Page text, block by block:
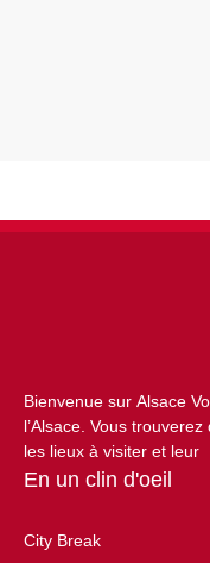
Bienvenue sur Alsace
l’Alsace. Vous
les lieux à visiter et leur
En un clin d'oeil
City Break